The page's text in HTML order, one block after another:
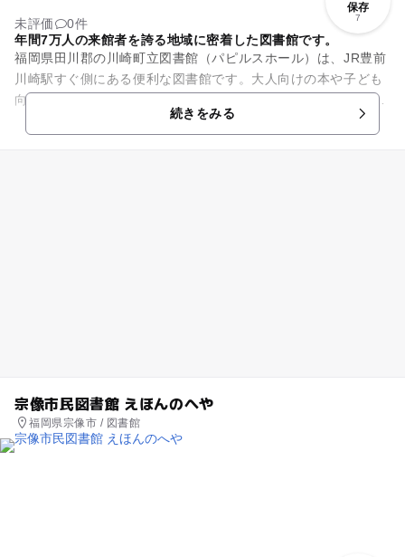
保存
7
未評価
0件
年間7万人の来館者を誇る地域に密着した図書館です。
福岡県田川郡の川崎町立図書館（パピルスホール）は、JR豊前
川崎駅すぐ側にある便利な図書館です。大人向けの本や子ども
向けの本など約60000冊の図書と充実したAV資料を揃えていま
続きをみる
宗像市民図書館 えほんのへや
福岡県宗像市 / 図書館